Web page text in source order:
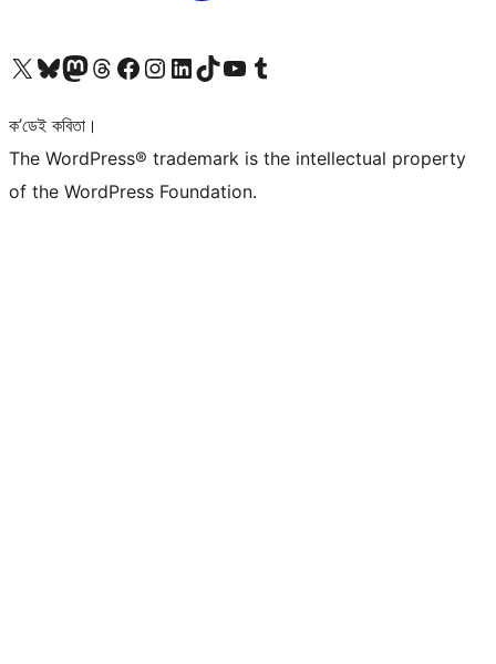
আমাৰ X (আগৰ Twitter) একাউণ্টলৈ যাওকআমাৰ Bluesky একাউণ্টলৈ যাওকআমাৰ Mastodon একাউণ্টলৈ যাওকআমাৰ Threads একাউণ্টলৈ যাওকআমাৰ Facebook পৃষ্ঠালৈ যাওকআমাৰ Instagram একাউণ্টলৈ যাওকআমাৰ LinkedIn একাউণ্টলৈ যাওকআমাৰ TikTok একাউণ্টলৈ যাওকআমাৰ YouTube চেনেললৈ যাওকআমাৰ Tumblr একাউণ্টলৈ যাওক
ক’ডেই কবিতা।
The WordPress® trademark is the intellectual property
of the WordPress Foundation.